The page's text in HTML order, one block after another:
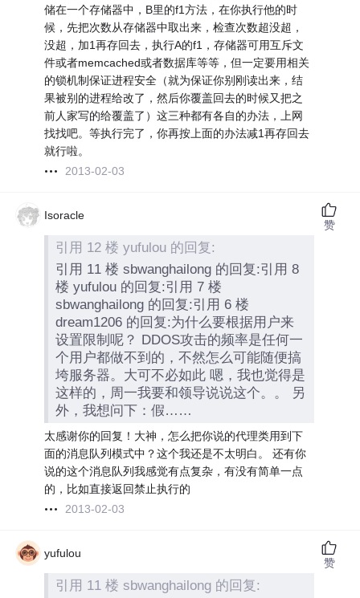
储在一个存储器中，B里的f1方法，在你执行他的时
候，先把次数从存储器中取出来，检查次数超没超，
没超，加1再存回去，执行A的f1，存储器可用互斥文
件或者memcached或者数据库等等，但一定要用相关
的锁机制保证进程安全（就为保证你别刚读出来，结
果被别的进程给改了，然后你覆盖回去的时候又把之
前人家写的给覆盖了）这三种都有各自的办法，上网
找找吧。等执行完了，你再按上面的办法减1再存回去
就行啦。
2013-02-03
Isoracle
引用 12 楼 yufulou 的回复:
引用 11 楼 sbwanghailong 的回复:引用 8
楼 yufulou 的回复:引用 7 楼
sbwanghailong 的回复:引用 6 楼
dream1206 的回复:为什么要根据用户来
设置限制呢？ DDOS攻击的频率是任何一
个用户都做不到的，不然怎么可能随便搞
垮服务器。大可不必如此 嗯，我也觉得是
这样的，周一我要和领导说说这个。。 另
外，我想问下：假……
太感谢你的回复！大神，怎么把你说的代理类用到下
面的消息队列模式中？这个我还是不太明白。 还有你
说的这个消息队列我感觉有点复杂，有没有简单一点
的，比如直接返回禁止执行的
2013-02-03
赞
yufulou
引用 11 楼 sbwanghailong 的回复:
赞